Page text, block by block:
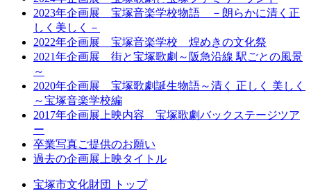
2023年企画展 宝塚音楽学校物語 －朗らかに清く正
しく美しく－
2022年企画展 宝塚音楽学校 煌めきの文化祭
2021年企画展 街と宝塚歌劇～阪急沿線 駅ごとの風景
～
2020年企画展 宝塚歌劇誕生物語～清く 正しく 美しく
～宝塚音楽学校編
2017年企画展上映内容 宝塚歌劇バックステージツア
ー
卒業写真ご提供のお願い
過去の企画展上映タイトル
宝塚市文化財団 トップ